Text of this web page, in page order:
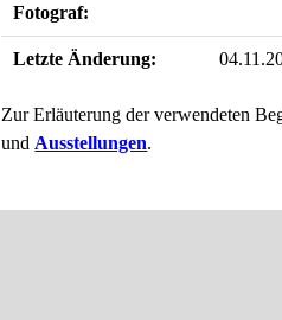
Fotograf:
Letzte Änderung:
Zur Erläuterung der verwendeten
und Ausstellungen.